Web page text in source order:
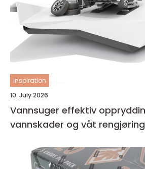
inspiration
10. July 2026
Vannsuger effektiv opprydding ved
vannskader og våt rengjøring